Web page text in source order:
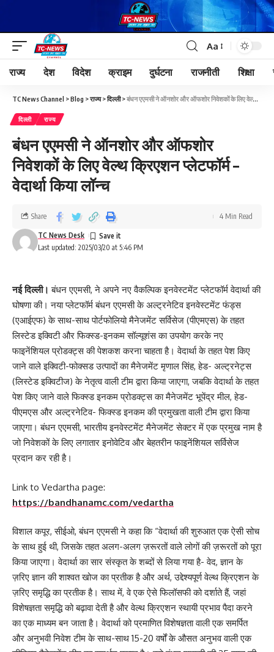
Aa
राज्य देश विदेश क्राइम दुर्घटना राजनीती शिक्षा
TC News Channel >Blog >राज्य>दिल्ली>बंधन एएमसी ने ऑनशोर और ऑफशोर निवेशकों के लिए वेल्थ क्रिएशन प्लेटफॉर्म – वेदार्था किया लॉन्च
दिल्ली राज्य
बंधन एएमसी ने ऑनशोर और ऑफशोर
निवेशकों के लिए वेल्थ क्रिएशन प्लेटफॉर्म –
वेदार्था किया लॉन्च
Last updated: 2025/03/20 at 5:46 PM
TC News Desk
Share 4 Min Read
नई दिल्ली। बंधन एएमसी, ने अपने नए वैकल्पिक इनवेस्टमेंट प्लेटफॉर्म वेदार्था की
घोषणा की। नया प्लेटफॉर्म बंधन एएमसी के अल्ट्रनेटिव इनवेस्टमेंट फंड्स
(एआईएफ) के साथ-साथ पोर्टफोलियो मैनेजमेंट सर्विसेज (पीएमएस) के तहत
लिस्टेड इक्विटी और फिक्स्ड-इनकम सॉल्यूशंस का उपयोग करके नए
फाइनेंशियल प्रोडक्ट्स की पेशकश करना चाहता है। वेदार्था के तहत पेश किए
जाने वाले इक्विटी-फोक्सड उत्पादों का मैनेजमेंट मृणाल सिंह, हेड- अल्ट्रनेट्स
(लिस्टेड इक्विटीज) के नेतृत्व वाली टीम द्वारा किया जाएगा, जबकि वेदार्था के तहत
पेश किए जाने वाले फिक्स्ड इनकम प्रोडक्ट्स का मैनेजमेंट भूपेंद्र मील, हेड-
पीएमएस और अल्ट्रनेटिव- फिक्स्ड इनकम की प्रमुखता वाली टीम द्वारा किया
जाएगा। बंधन एएमसी, भारतीय इनवेस्टमेंट मैनेजमेंट सेक्टर में एक प्रमुख नाम है
जो निवेशकों के लिए लगातार इनोवेटिव और बेहतरीन फाइनेंशियल सर्विसेज
प्रदान कर रही है।
Link to Vedartha page:
https://bandhanamc.com/vedartha
विशाल कपूर, सीईओ, बंधन एएमसी ने कहा कि “वेदार्था की शुरुआत एक ऐसी सोच
के साथ हुई थी, जिसके तहत अलग-अलग ज़रूरतों वाले लोगों की ज़रूरतों को पूरा
किया जाएगा। वेदार्था का सार संस्कृत के शब्दों से लिया गया है- वेद, ज्ञान के
ज़रिए ज्ञान की शाश्वत खोज का प्रतीक है और अर्थ, उद्देश्यपूर्ण वेल्थ क्रिएशन के
ज़रिए समृद्धि का प्रतीक है। साथ में, वे एक ऐसे फिलॉसफी को दर्शाते हैं, जहां
विशेषज्ञता समृद्धि को बढ़ावा देती है और वेल्थ क्रिएशन स्थायी प्रभाव पैदा करने
का एक माध्यम बन जाता है। वेदार्था को प्रमाणित विशेषज्ञता वाली एक समर्पित
और अनुभवी निवेश टीम के साथ-साथ 15-20 वर्षों के औसत अनुभव वाली एक